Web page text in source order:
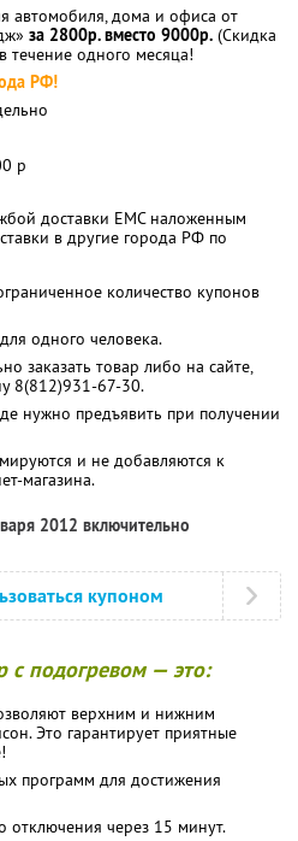
автомобиля, дома и офиса от
за 2800р. вместо 9000р. (Скидка
течение одного месяца!
РФ!
р
доставки ЕМС наложенным
в другие города РФ по
количество купонов
одного человека.
заказать товар либо на сайте,
8(812)931-67-30.
нужно предъявить при получении
и не добавляются к
магазина.
2012 включительно
купоном
с подогревом — это:
верхним и нижним
Это гарантирует приятные
программ для достижения
отключения через 15 минут.